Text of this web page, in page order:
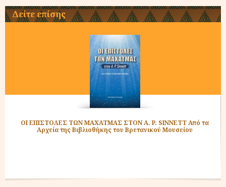
Δείτε επίσης
ΟΙ ΕΠΙΣΤΟΛΕΣ ΤΩΝ ΜΑΧΑΤΜΑΣ ΣΤΟΝ A. P. SINNETT Από τα
Αρχεία της Βιβλιοθήκης του Βρετανικού Μουσείου